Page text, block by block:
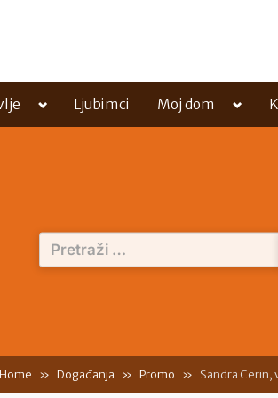
Toggle
menu
Ljubimci Moj dom
menu
Pretraži:
Home Događanja Promo Sandra Cerin,